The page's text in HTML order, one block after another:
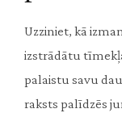
Uzziniet, kā
izstrādātu
palaistu savu
raksts palīdzēs